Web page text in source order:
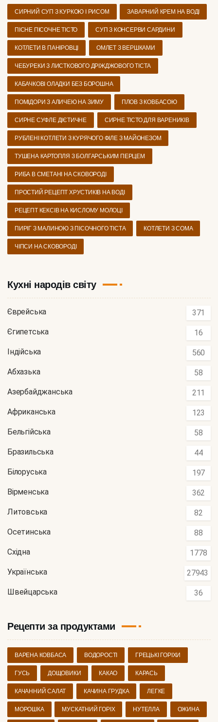
СИРНИЙ СУП З КУРКОЮ І РИСОМ ЗАВАРНИЙ КРЕМ НА ВОДІ
ПІСНЕ ПІСОЧНЕ ТІСТО СУП З КОНСЕРВИ САРДИНИ
КОТЛЕТИ В ПАНІРОВЦІ ОМЛЕТ З ВЕРШКАМИ
ЧЕБУРЕКИ З ЛИСТКОВОГО ДРІЖДЖОВОГО ТІСТА
КАБАЧКОВІ ОЛАДКИ БЕЗ БОРОШНА
ПОМІДОРИ З АЛИЧЕЮ НА ЗИМУ ПЛОВ З КОВБАСОЮ
СИРНЕ СУФЛЕ ДІЄТИЧНЕ СИРНЕ ТІСТО ДЛЯ ВАРЕНИКІВ
РУБЛЕНІ КОТЛЕТИ З КУРЯЧОГО ФІЛЕ З МАЙОНЕЗОМ
ТУШЕНА КАРТОПЛЯ З БОЛГАРСЬКИМ ПЕРЦЕМ
РИБА В СМЕТАНІ НА СКОВОРОДІ
ПРОСТИЙ РЕЦЕПТ ХРУСТИКІВ НА ВОДІ
РЕЦЕПТ КЕКСІВ НА КИСЛОМУ МОЛОЦІ
ПИРІГ З МАЛИНОЮ З ПІСОЧНОГО ТІСТА КОТЛЕТИ З СОМА
ЧІПСИ НА СКОВОРОДІ
Кухні народів світу
Єврейська 371
Єгипетська 16
Індійська 560
Абхазька 58
Азербайджанська 211
Африканська 123
Бельгійська 58
Бразильська 44
Білоруська 197
Вірменська 362
Литовська 82
Осетинська 88
Східна 1778
Українська 27943
Швейцарська 36
Рецепти за продуктами
ВАРЕНА КОВБАСА ВОДОРОСТІ ГРЕЦЬКІ ГОРІХИ
ГУСЬ ДОЩОВИКИ КАКАО КАРАСЬ
КАЧАННИЙ САЛАТ КАЧИНА ГРУДКА ЛЕГКЕ
МОРОШКА МУСКАТНИЙ ГОРІХ НУТЕЛЛА ОЖИНА